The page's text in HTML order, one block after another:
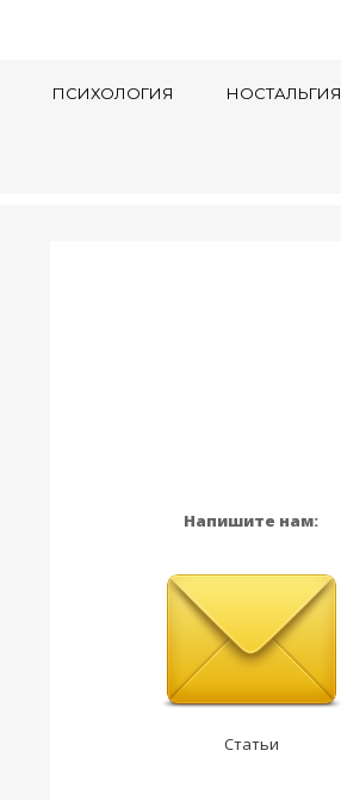
ПСИХОЛОГИЯ НОСТАЛЬГИЯ
Напишите нам:
Статьи